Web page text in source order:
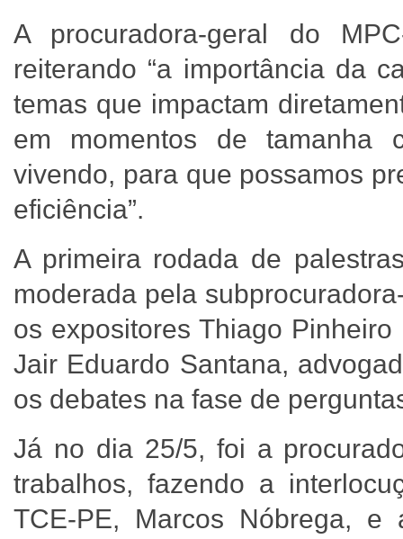
A procuradora-geral do
reiterando “a importância da
temas que impactam
em momentos de tamanha
vivendo, para que possamos
eficiência”.
A primeira rodada de
moderada pela
os expositores Thiago
Jair Eduardo Santana,
os debates na fase de
Já no dia 25/5, foi a
trabalhos, fazendo a
TCE-PE, Marcos Nóbrega,